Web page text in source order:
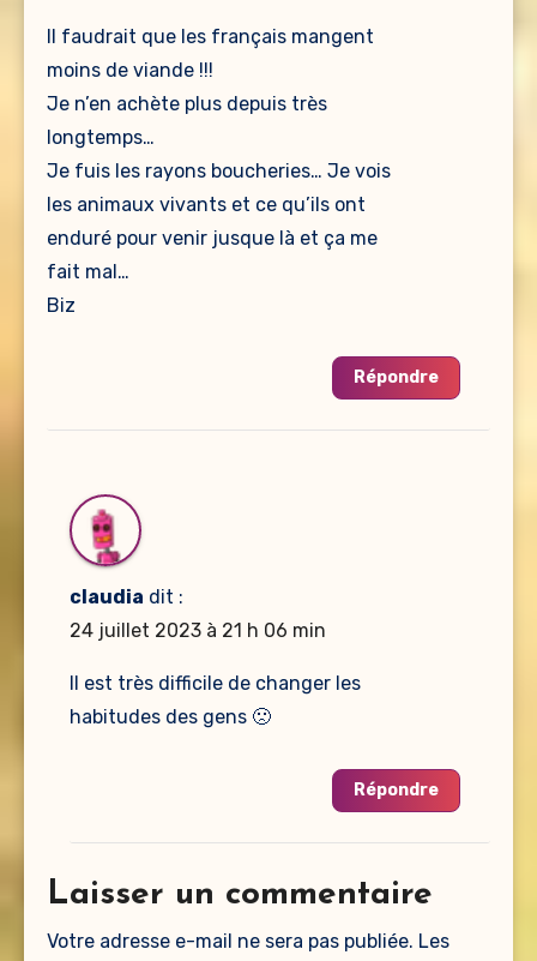
Il faudrait que les français mangent
moins de viande !!!
Je n’en achète plus depuis très
longtemps…
Je fuis les rayons boucheries… Je vois
les animaux vivants et ce qu’ils ont
enduré pour venir jusque là et ça me
fait mal…
Biz
Répondre
claudia dit :
24 juillet 2023 à 21 h 06 min
Il est très difficile de changer les
habitudes des gens 🙁
Répondre
Laisser un commentaire
Votre adresse e-mail ne sera pas publiée. Les